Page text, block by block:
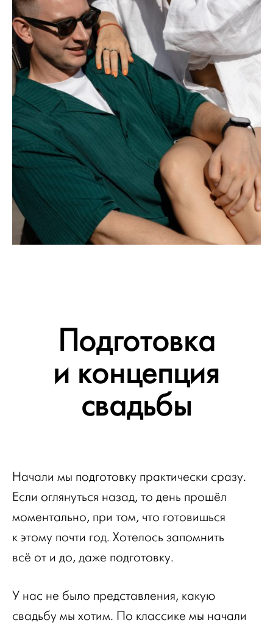
Подготовка
и концепция
свадьбы
Начали мы подготовку практически сразу.
Если оглянуться назад, то день прошёл
моментально, при том, что готовишься
к этому почти год. Хотелось запомнить
всё от и до, даже подготовку.
У нас не было представления, какую
свадьбу мы хотим. По классике мы начали